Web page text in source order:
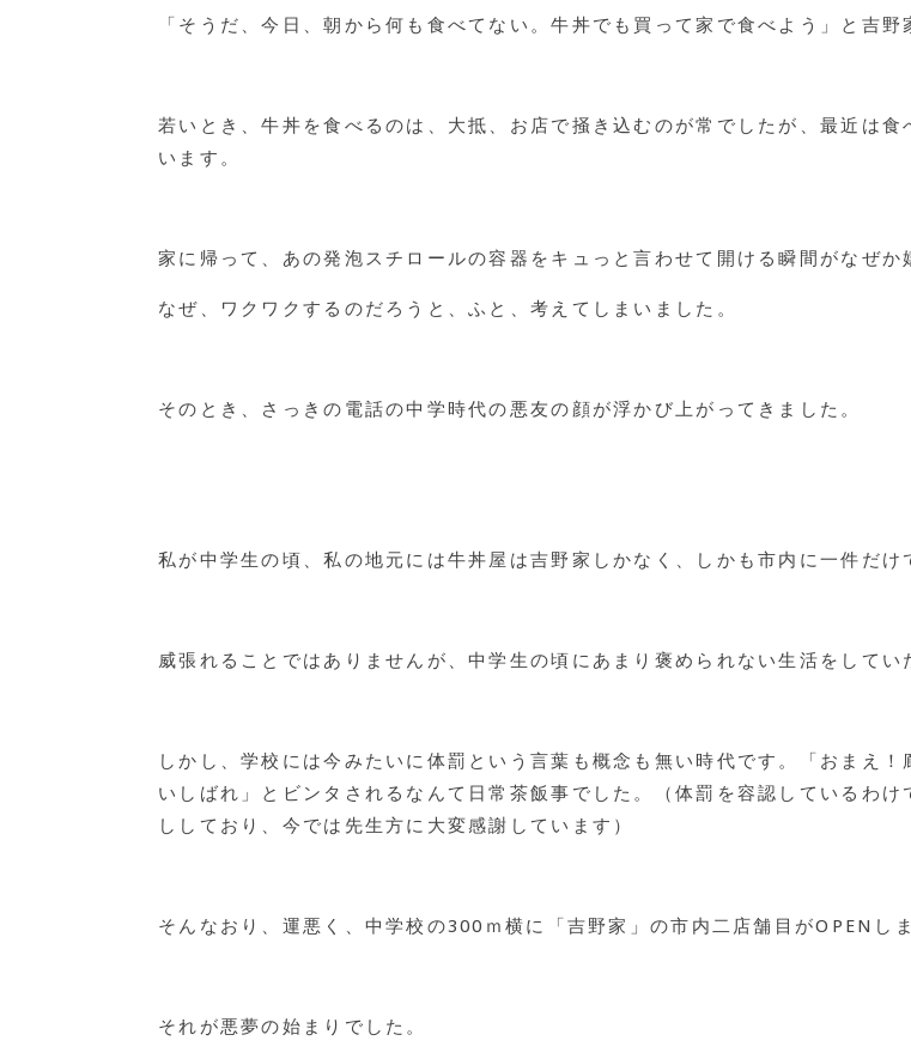
「そうだ、今日、朝から何も食べてない。牛丼でも買って家で食べよう」と吉野
若いとき、牛丼を食べるのは、大抵、お店で掻き込むのが常でしたが、最近は
います。
家に帰って、あの発泡スチロールの容器をキュっと言わせて開ける瞬間がなぜか
なぜ、ワクワクするのだろうと、ふと、考えてしまいました。
そのとき、さっきの電話の中学時代の悪友の顔が浮かび上がってきました。
私が中学生の頃、私の地元には牛丼屋は吉野家しかなく、しかも市内に一件だけ
威張れることではありませんが、中学生の頃にあまり褒められない生活をして
しかし、学校には今みたいに体罰という言葉も概念も無い時代です。「おまえ
いしばれ」とビンタされるなんて日常茶飯事でした。（体罰を容認しているわ
ししており、今では先生方に大変感謝しています）
そんなおり、運悪く、中学校の300ｍ横に「吉野家」の市内二店舗目がOPENしま
それが悪夢の始まりでした。